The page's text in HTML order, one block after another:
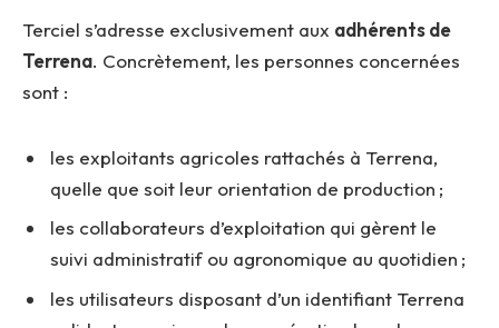
Terciel s’adresse exclusivement aux adhérents de
Terrena. Concrètement, les personnes concernées
sont :
les exploitants agricoles rattachés à Terrena,
quelle que soit leur orientation de production ;
les collaborateurs d’exploitation qui gèrent le
suivi administratif ou agronomique au quotidien ;
les utilisateurs disposant d’un identifiant Terrena